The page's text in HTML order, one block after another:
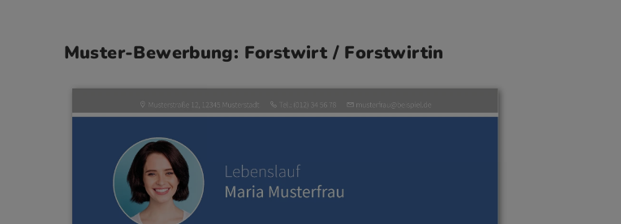
Muster-Bewerbung: Forstwirt / Forstwirtin